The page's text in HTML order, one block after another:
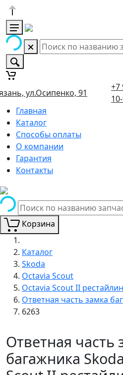
ул.Осипенко, 91
+7
Главная
Каталог
Способы оплаты
О компании
Гарантия
Контакты
Корзина
Каталог
Skoda
Octavia Scout
Octavia Scout II
Ответная часть замка
6263
Ответная часть
багажника